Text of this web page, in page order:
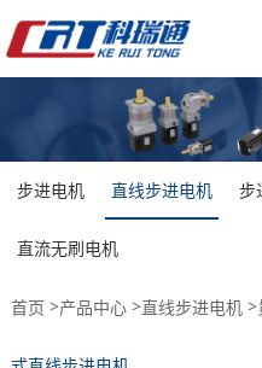
步进电机 直线步进电机 步
直流无刷电机
首页 >产品中心>直线步进电机>